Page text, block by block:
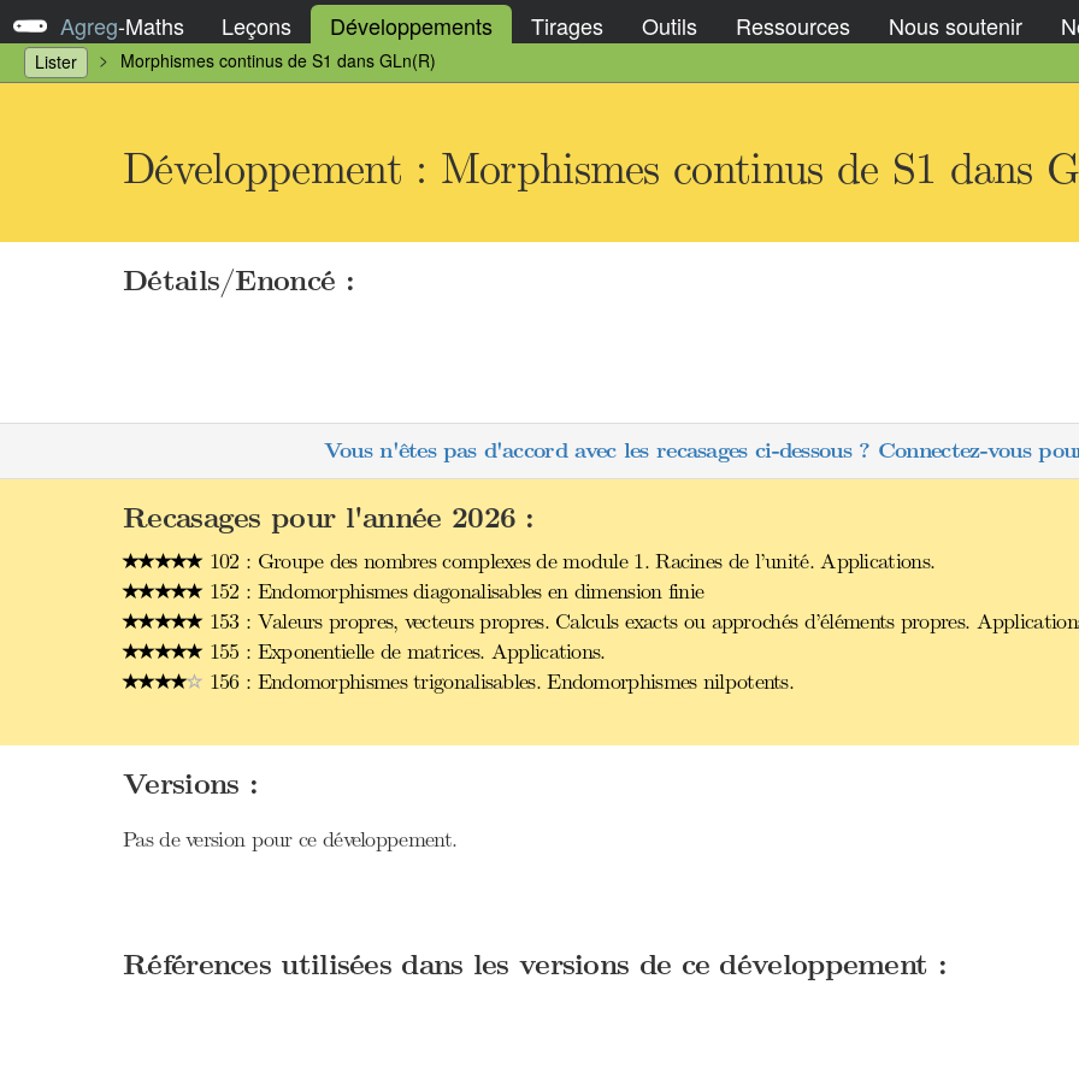
Agreg-Maths Leçons Développements Tirages Outils Ressources Nous soutenir
Lister Morphismes continus de S1 dans GLn(R)
Développement : Morphismes continus de S1 dans
Détails/Enoncé :
Vous n'êtes pas d'accord avec les recasages ci-dessous ? Connectez-vous
Recasages pour l'année 2026 :
102 : Groupe des nombres complexes de module 1. Racines de l’unité. Applications.
152 : Endomorphismes diagonalisables en dimension finie
153 : Valeurs propres, vecteurs propres. Calculs exacts ou approchés d’éléments propres.
155 : Exponentielle de matrices. Applications.
156 : Endomorphismes trigonalisables. Endomorphismes nilpotents.
Versions :
Pas de version pour ce développement.
Références utilisées dans les versions de ce développement :